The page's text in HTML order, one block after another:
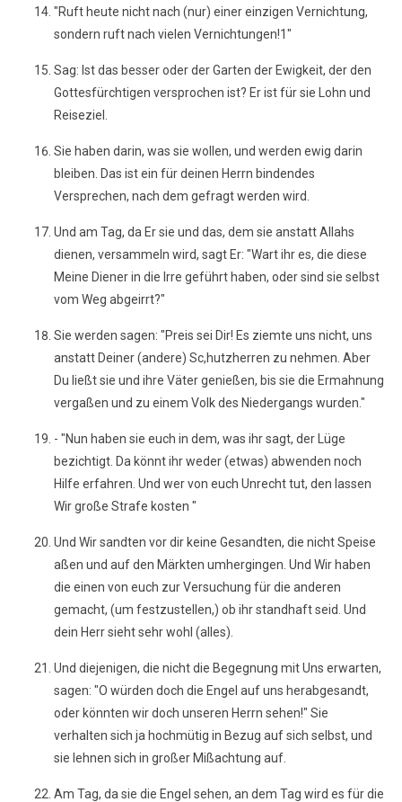
"Ruft heute nicht nach (nur) einer einzigen Vernichtung,
sondern ruft nach vielen Vernichtungen!1"
Sag: Ist das besser oder der Garten der Ewigkeit, der den
Gottesfürchtigen versprochen ist? Er ist für sie Lohn und
Reiseziel.
Sie haben darin, was sie wollen, und werden ewig darin
bleiben. Das ist ein für deinen Herrn bindendes
Versprechen, nach dem gefragt werden wird.
Und am Tag, da Er sie und das, dem sie anstatt Allahs
dienen, versammeln wird, sagt Er: "Wart ihr es, die diese
Meine Diener in die Irre geführt haben, oder sind sie selbst
vom Weg abgeirrt?"
Sie werden sagen: "Preis sei Dir! Es ziemte uns nicht, uns
anstatt Deiner (andere) Sc,hutzherren zu nehmen. Aber
Du ließt sie und ihre Väter genießen, bis sie die Ermahnung
vergaßen und zu einem Volk des Niedergangs wurden."
- "Nun haben sie euch in dem, was ihr sagt, der Lüge
bezichtigt. Da könnt ihr weder (etwas) abwenden noch
Hilfe erfahren. Und wer von euch Unrecht tut, den lassen
Wir große Strafe kosten "
Und Wir sandten vor dir keine Gesandten, die nicht Speise
aßen und auf den Märkten umhergingen. Und Wir haben
die einen von euch zur Versuchung für die anderen
gemacht, (um festzustellen,) ob ihr standhaft seid. Und
dein Herr sieht sehr wohl (alles).
Und diejenigen, die nicht die Begegnung mit Uns erwarten,
sagen: "O würden doch die Engel auf uns herabgesandt,
oder könnten wir doch unseren Herrn sehen!" Sie
verhalten sich ja hochmütig in Bezug auf sich selbst, und
sie lehnen sich in großer Mißachtung auf.
Am Tag, da sie die Engel sehen, an dem Tag wird es für die